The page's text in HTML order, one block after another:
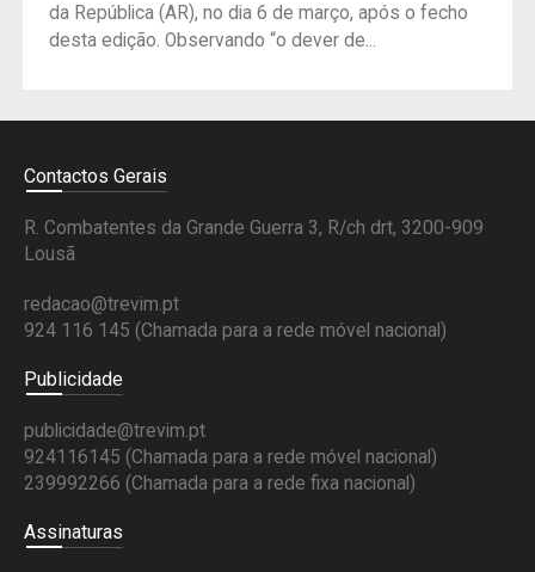
da República (AR), no dia 6 de março, após o fecho
desta edição. Observando “o dever de...
Contactos Gerais
R. Combatentes da Grande Guerra 3, R/ch drt, 3200-909
Lousã
redacao@trevim.pt
924 116 145 (Chamada para a rede móvel nacional)
Publicidade
publicidade@trevim.pt
924116145 (Chamada para a rede móvel nacional)
239992266 (Chamada para a rede fixa nacional)
Assinaturas